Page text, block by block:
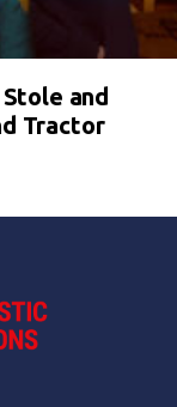
Stole and
Tractor